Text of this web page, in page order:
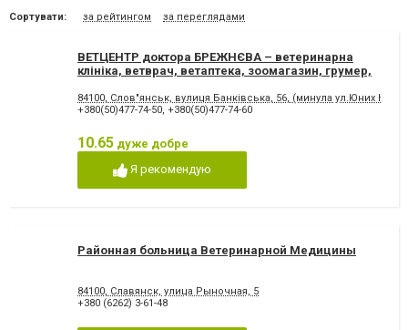
Сортувати: за рейтингом за переглядами
ВЕТЦЕНТР доктора БРЕЖНЄВА – ветеринарна
клініка, ветврач, ветаптека, зоомагазин, грумер,
84100, Слов"янськ, вулиця Банківська, 56, (минула ул.Юних
+380(50)477-74-50, +380(50)477-74-60
10.65 дуже добре
Я рекомендую
Районная больница Ветеринарной Медицины
84100, Славянск, улица Рыночная, 5
+380 (6262) 3-61-48